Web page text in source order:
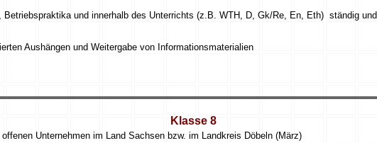
und innerhalb des Unterrichts (z.B. WTH, D, Gk/Re, En, Eth) ständig
Aushängen und Weitergabe von Informationsmaterialien
Klasse 8
Unternehmen im Land Sachsen bzw. im Landkreis Döbeln (März)